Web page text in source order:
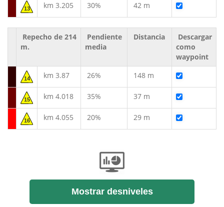
13 km 3.205 30% 42 m
Repecho de 214
m.
Pendiente
media
Distancia
Descargar
como
waypoint
14 km 3.87 26% 148 m
15 km 4.018 35% 37 m
16 km 4.055 20% 29 m
Mostrar desniveles